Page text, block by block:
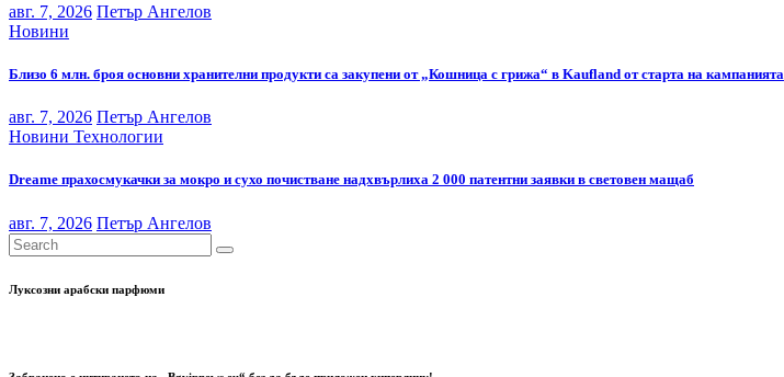
авг. 7, 2026 Петър Ангелов
Новини
Близо 6 млн. броя основни хранителни продукти са закупени от „Кошница с грижа“ в Kaufland от старта на кампанията
авг. 7, 2026 Петър Ангелов
Новини Технологии
Dreame прахосмукачки за мокро и сухо почистване надхвърлиха 2 000 патентни заявки в световен мащаб
авг. 7, 2026 Петър Ангелов
Луксозни арабски парфюми